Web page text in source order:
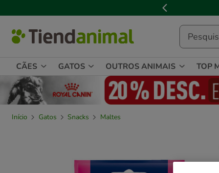
de
mensagem,
CÃES GATOS OUTROS ANIMAIS TOP
Início Gatos Snacks
Maltes